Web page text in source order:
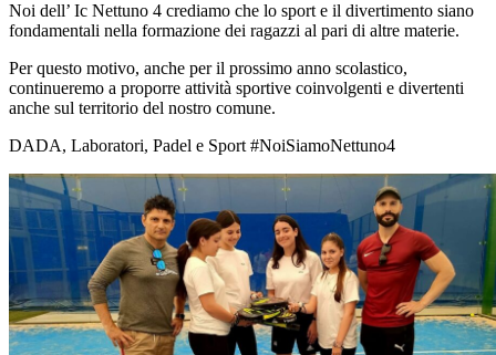
Noi dell’ Ic Nettuno 4 crediamo che lo sport e il divertimento siano
fondamentali nella formazione dei ragazzi al pari di altre materie.
Per questo motivo, anche per il prossimo anno scolastico,
continueremo a proporre attività sportive coinvolgenti e divertenti
anche sul territorio del nostro comune.
DADA, Laboratori, Padel e Sport #NoiSiamoNettuno4